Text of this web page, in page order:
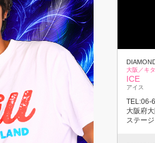
大阪／キ
ICE
アイス
TEL:06-
大阪府
ステー